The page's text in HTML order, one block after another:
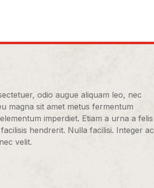
odio augue aliquam leo, nec
magna sit amet metus fermentum
imperdiet. Etiam a urna a felis
hendrerit. Nulla facilisi. Integer ac
velit.